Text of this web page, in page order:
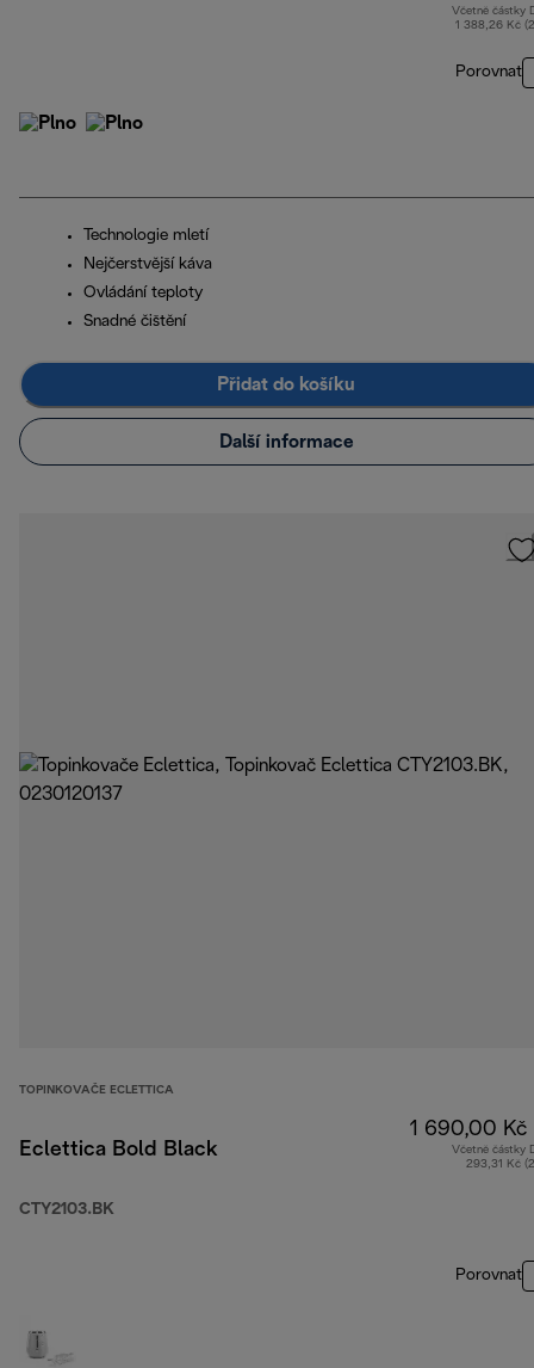
Včetně částky
1 388,26 Kč
Porovnat
Technologie mletí
Nejčerstvější káva
Ovládání teploty
Snadné čištění
Přidat do košíku
Další informace
TOPINKOVAČE ECLETTICA
Eclettica Bold Black
CTY2103.BK
1 690,00 Kč
Včetně částky
293,31 Kč
Porovnat